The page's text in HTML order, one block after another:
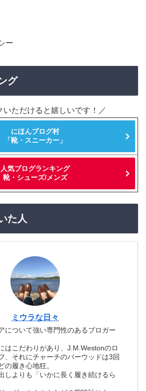
ー
グ
いただけると嬉しいです！／
にほんブログ村
「靴・スニーカー」
人気ブログランキング
靴・シューズ/メンズ
た人
ミウラな日々
について強い専門性のあるブロガー
はこだわりがあり、J.M.Westonのロ
、それにチャーチのバーウッドは3回
の履き心地狂。
しよりも「いかに長く履き続けるら